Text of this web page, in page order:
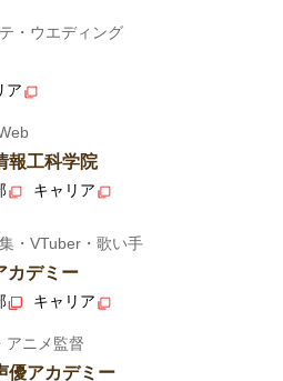
・ウエディング
ア
報工科学院
キャリア
・VTuber・歌い手
カデミー
キャリア
アニメ監督
優アカデミー